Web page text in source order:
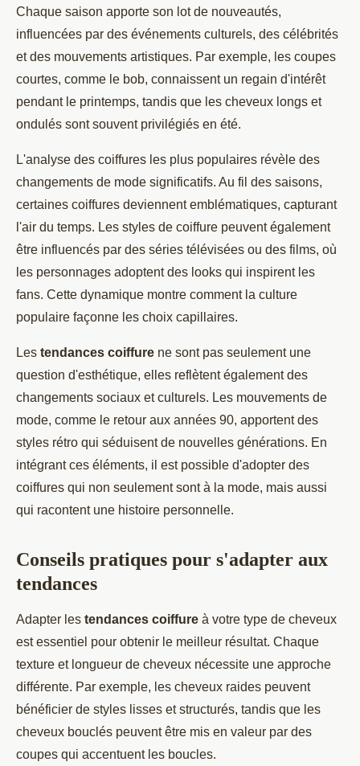
Chaque saison apporte son lot de nouveautés,
influencées par des événements culturels, des célébrités
et des mouvements artistiques. Par exemple, les coupes
courtes, comme le bob, connaissent un regain d'intérêt
pendant le printemps, tandis que les cheveux longs et
ondulés sont souvent privilégiés en été.
L'analyse des coiffures les plus populaires révèle des
changements de mode significatifs. Au fil des saisons,
certaines coiffures deviennent emblématiques, capturant
l'air du temps. Les styles de coiffure peuvent également
être influencés par des séries télévisées ou des films, où
les personnages adoptent des looks qui inspirent les
fans. Cette dynamique montre comment la culture
populaire façonne les choix capillaires.
Les tendances coiffure ne sont pas seulement une
question d'esthétique, elles reflètent également des
changements sociaux et culturels. Les mouvements de
mode, comme le retour aux années 90, apportent des
styles rétro qui séduisent de nouvelles générations. En
intégrant ces éléments, il est possible d'adopter des
coiffures qui non seulement sont à la mode, mais aussi
qui racontent une histoire personnelle.
Conseils pratiques pour s'adapter aux
tendances
Adapter les tendances coiffure à votre type de cheveux
est essentiel pour obtenir le meilleur résultat. Chaque
texture et longueur de cheveux nécessite une approche
différente. Par exemple, les cheveux raides peuvent
bénéficier de styles lisses et structurés, tandis que les
cheveux bouclés peuvent être mis en valeur par des
coupes qui accentuent les boucles.